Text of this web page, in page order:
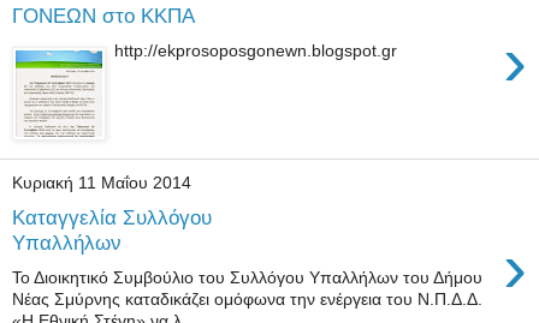
ΓΟΝΕΩΝ στο ΚΚΠΑ
›
http://ekprosoposgonewn.blogspot.gr
Κυριακή 11 Μαΐου 2014
Καταγγελία Συλλόγου
Υπαλλήλων
›
Το Διοικητικό Συμβούλιο του Συλλόγου Υπαλλήλων του Δήμου
Νέας Σμύρνης καταδικάζει ομόφωνα την ενέργεια του Ν.Π.Δ.Δ.